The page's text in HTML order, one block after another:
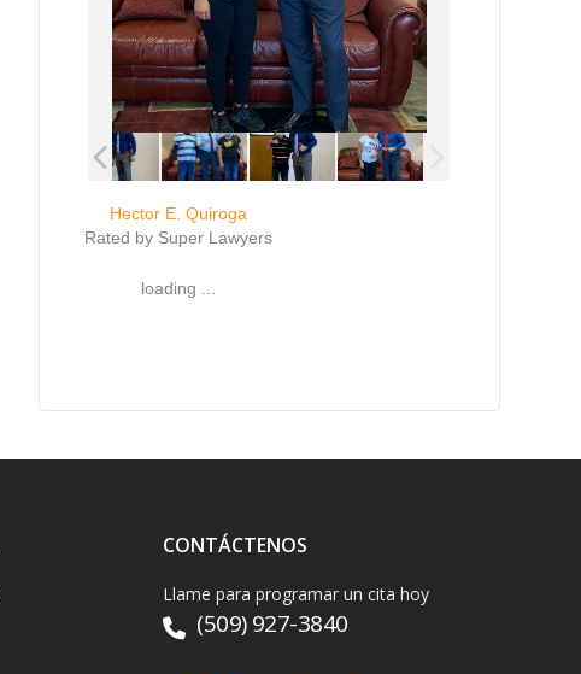
Hector E. Quiroga
Rated by Super Lawyers
loading ...
CONTÁCTENOS
Llame para programar un cita hoy
(509) 927-3840